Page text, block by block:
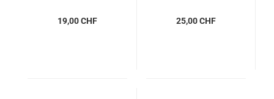
19,00 CHF 25,00 CHF